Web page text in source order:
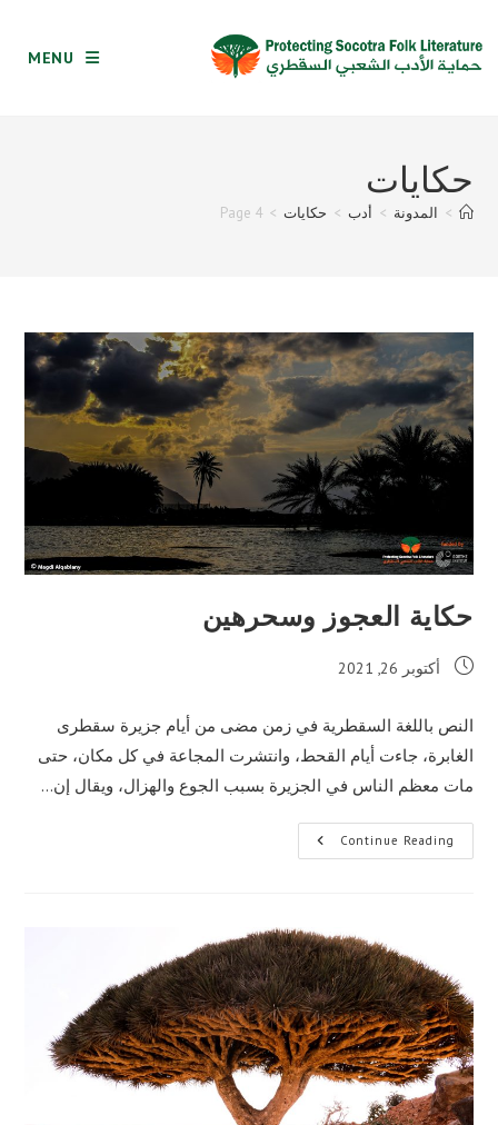
content
MENU
حكايات
> المدونة > أدب > حكايات >
Page 4
حكاية العجوز وسحرهين
Post
أكتوبر 26, 2021
النص باللغة السقطرية في زمن مضى من أيام جزيرة سقطرى
الغابرة، جاءت أيام القحط، وانتشرت المجاعة في كل مكان، حتى
مات معظم الناس في الجزيرة بسبب الجوع والهزال، ويقال إن…
Continue Reading حكاية
العجوز